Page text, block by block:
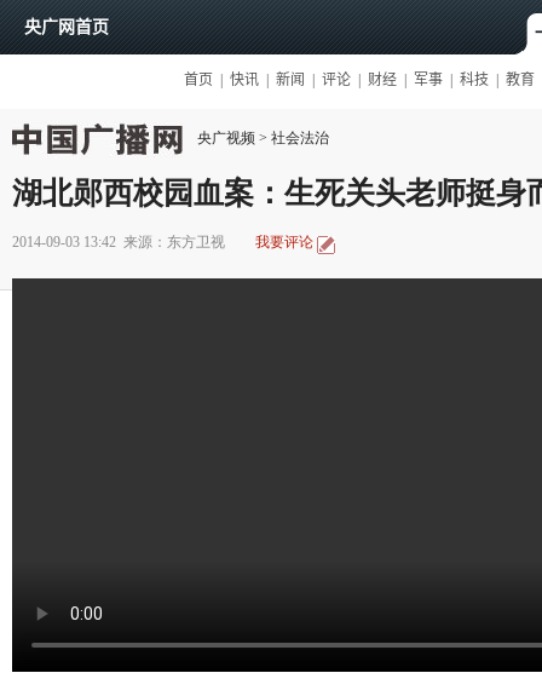
央广视频 > 社会法治
湖北郧西校园血案：生死关头老师挺身
2014-09-03 13:42 来源：东方卫视 我要评论